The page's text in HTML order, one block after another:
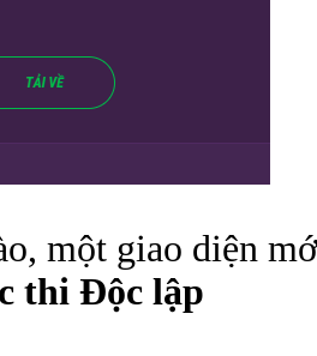
một giao diện
thi Độc lập